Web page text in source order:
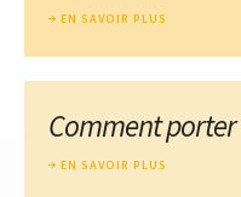
EN SAVOIR PLUS
Comment porter
EN SAVOIR PLUS